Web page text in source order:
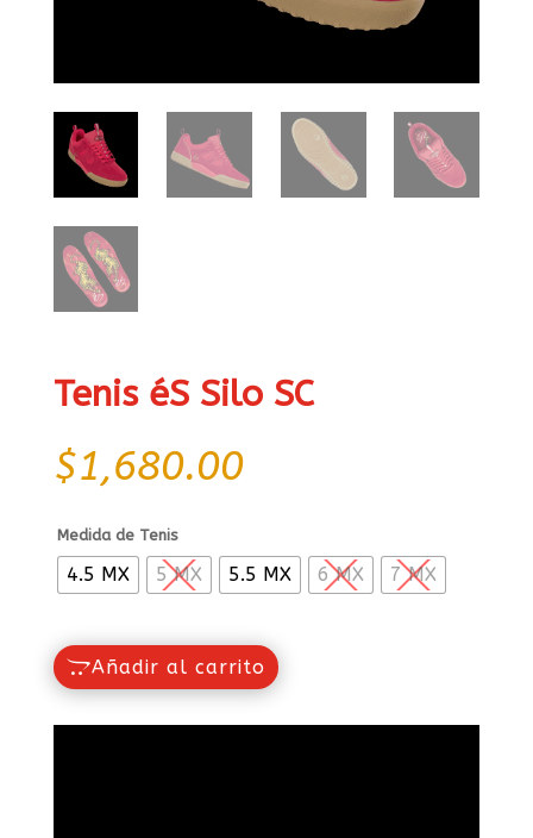
Tenis éS Silo SC
$1,680.00
Medida de Tenis
4.5 MX 5 MX 5.5 MX 6 MX 7 MX
Añadir al carrito